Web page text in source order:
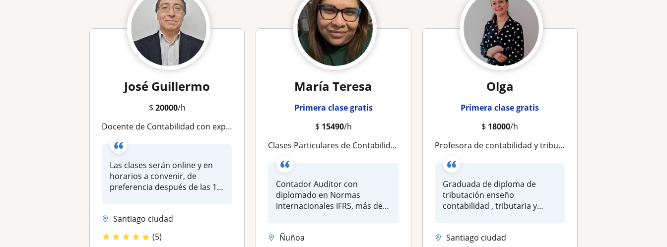
José Guillermo
$ 20000/h
Docente de Contabilidad con experiencia en Universidades, Institutos profesionales y Liceos tecnicos. Contador Auditor, Universidad de Chile. Diplomados en IFRS, Inversiones, Reforma Tributaria. Jefe de Contabilidad.Excel Avanzado
Las clases serán online y en
horarios a convenir, de
preferencia después de las 18
Santiago ciudad
★★★★★ (5)
María Teresa
Primera clase gratis
$ 15490/h
Clases Particulares de Contabilidad – Aprende de forma práctica y efectiva
Contador Auditor con
diplomado en Normas
internacionales IFRS, más de
Ñuñoa
Olga
Primera clase gratis
$ 18000/h
Profesora de contabilidad y tributaria online
Graduada de diploma de
tributación enseño
contabilidad , tributaria y
Santiago ciudad